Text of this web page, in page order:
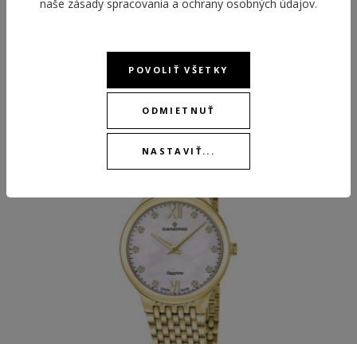
BEST
naše zásady spracovania a ochrany osobných údajov.
POVOLIŤ VŠETKY
ODMIETNUŤ
NASTAVIŤ...